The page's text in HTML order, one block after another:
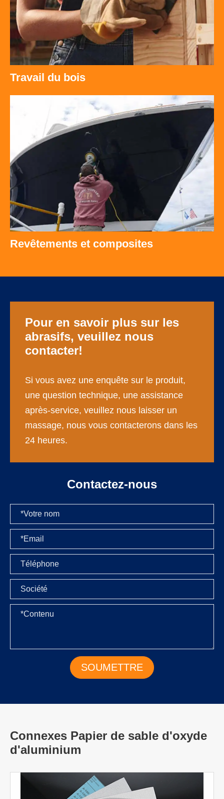
Travail du bois
Revêtements et composites
Pour en savoir plus sur les
abrasifs, veuillez nous
contacter!
Si vous avez une enquête sur le produit,
une question technique, une assistance
après-service, veuillez nous laisser un
massage, nous vous contacterons dans les
24 heures.
Contactez-nous
Connexes Papier de sable d'oxyde
d'aluminium